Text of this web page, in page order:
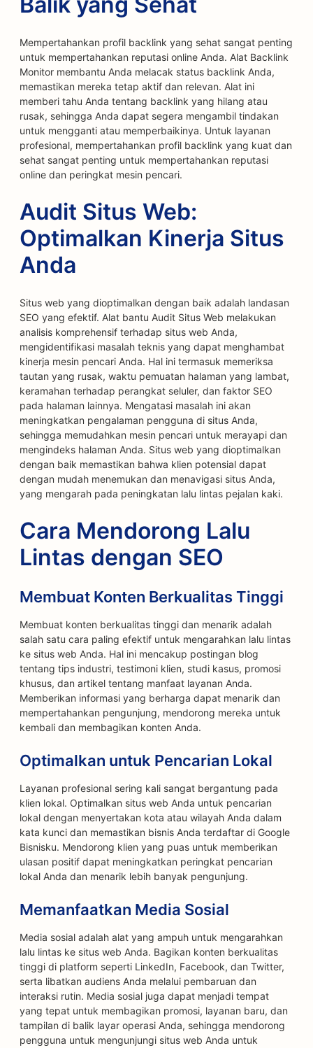
Mempertahankan profil backlink yang sehat sangat penting
untuk mempertahankan reputasi online Anda. Alat Backlink
Monitor membantu Anda melacak status backlink Anda,
memastikan mereka tetap aktif dan relevan. Alat ini
memberi tahu Anda tentang backlink yang hilang atau
rusak, sehingga Anda dapat segera mengambil tindakan
untuk mengganti atau memperbaikinya. Untuk layanan
profesional, mempertahankan profil backlink yang kuat dan
sehat sangat penting untuk mempertahankan reputasi
online dan peringkat mesin pencari.
Audit Situs Web:
Optimalkan Kinerja Situs
Anda
Situs web yang dioptimalkan dengan baik adalah landasan
SEO yang efektif. Alat bantu Audit Situs Web melakukan
analisis komprehensif terhadap situs web Anda,
mengidentifikasi masalah teknis yang dapat menghambat
kinerja mesin pencari Anda. Hal ini termasuk memeriksa
tautan yang rusak, waktu pemuatan halaman yang lambat,
keramahan terhadap perangkat seluler, dan faktor SEO
pada halaman lainnya. Mengatasi masalah ini akan
meningkatkan pengalaman pengguna di situs Anda,
sehingga memudahkan mesin pencari untuk merayapi dan
mengindeks halaman Anda. Situs web yang dioptimalkan
dengan baik memastikan bahwa klien potensial dapat
dengan mudah menemukan dan menavigasi situs Anda,
yang mengarah pada peningkatan lalu lintas pejalan kaki.
Cara Mendorong Lalu
Lintas dengan SEO
Membuat Konten Berkualitas Tinggi
Membuat konten berkualitas tinggi dan menarik adalah
salah satu cara paling efektif untuk mengarahkan lalu lintas
ke situs web Anda. Hal ini mencakup postingan blog
tentang tips industri, testimoni klien, studi kasus, promosi
khusus, dan artikel tentang manfaat layanan Anda.
Memberikan informasi yang berharga dapat menarik dan
mempertahankan pengunjung, mendorong mereka untuk
kembali dan membagikan konten Anda.
Optimalkan untuk Pencarian Lokal
Layanan profesional sering kali sangat bergantung pada
klien lokal. Optimalkan situs web Anda untuk pencarian
lokal dengan menyertakan kota atau wilayah Anda dalam
kata kunci dan memastikan bisnis Anda terdaftar di Google
Bisnisku. Mendorong klien yang puas untuk memberikan
ulasan positif dapat meningkatkan peringkat pencarian
lokal Anda dan menarik lebih banyak pengunjung.
Memanfaatkan Media Sosial
Media sosial adalah alat yang ampuh untuk mengarahkan
lalu lintas ke situs web Anda. Bagikan konten berkualitas
tinggi di platform seperti LinkedIn, Facebook, dan Twitter,
serta libatkan audiens Anda melalui pembaruan dan
interaksi rutin. Media sosial juga dapat menjadi tempat
yang tepat untuk membagikan promosi, layanan baru, dan
tampilan di balik layar operasi Anda, sehingga mendorong
pengguna untuk mengunjungi situs web Anda untuk